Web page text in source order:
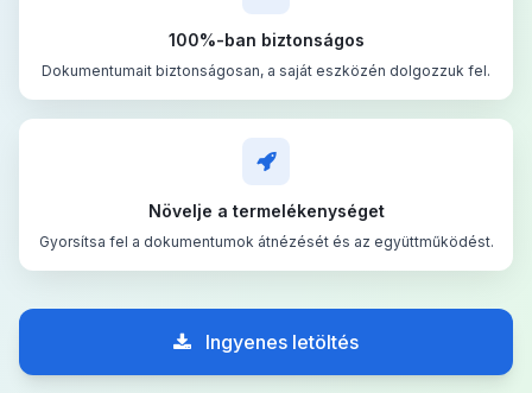
100%-ban biztonságos
Dokumentumait biztonságosan, a saját eszközén dolgozzuk fel.
Növelje a termelékenységet
Gyorsítsa fel a dokumentumok átnézését és az együttműködést.
Ingyenes letöltés